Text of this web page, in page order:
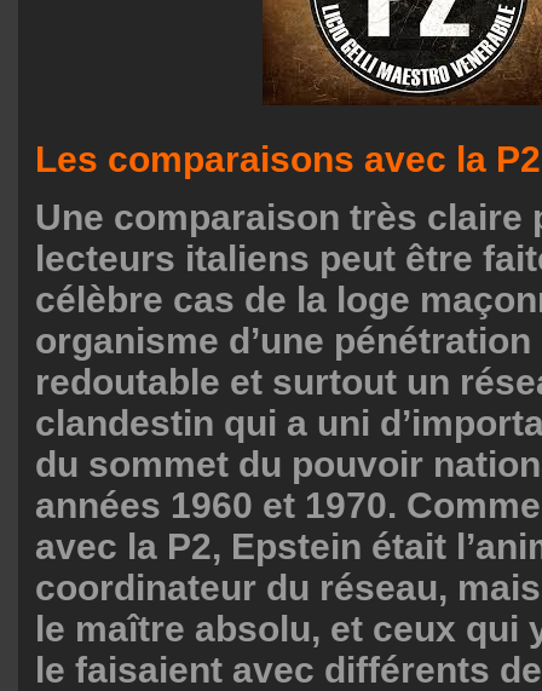
Les comparaisons avec la P2
Une comparaison très claire
lecteurs italiens peut être
célèbre cas de la loge
organisme d’une
redoutable et surtout un
clandestin qui a uni
du sommet du pouvoir
années 1960 et 1970.
avec la P2, Epstein était
coordinateur du réseau,
le maître absolu, et ceux qui
le faisaient avec différents